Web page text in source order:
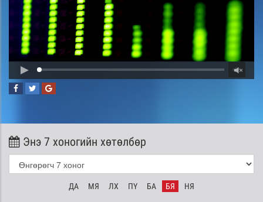
Энэ 7 хоногийн хөтөлбөр
ДА МЯ ЛХ ПҮ БА БЯ НЯ